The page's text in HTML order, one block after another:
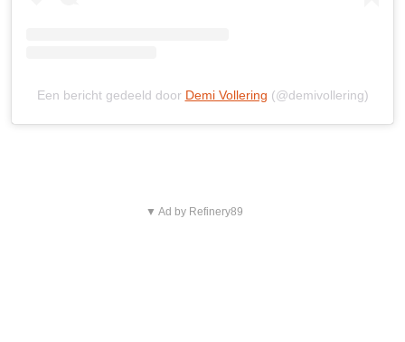
Een bericht gedeeld door Demi Vollering (@demivollering)
▼ Ad by Refinery89